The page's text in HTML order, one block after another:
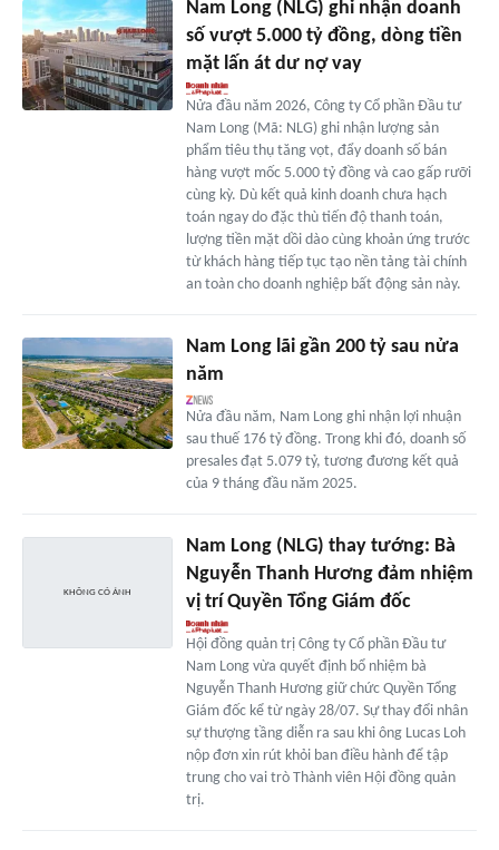
Nam Long (NLG) ghi nhận doanh
số vượt 5.000 tỷ đồng, dòng tiền
mặt lấn át dư nợ vay
Nửa đầu năm 2026, Công ty Cổ phần Đầu tư
Nam Long (Mã: NLG) ghi nhận lượng sản
phẩm tiêu thụ tăng vọt, đẩy doanh số bán
hàng vượt mốc 5.000 tỷ đồng và cao gấp rưỡi
cùng kỳ. Dù kết quả kinh doanh chưa hạch
toán ngay do đặc thù tiến độ thanh toán,
lượng tiền mặt dồi dào cùng khoản ứng trước
từ khách hàng tiếp tục tạo nền tảng tài chính
an toàn cho doanh nghiệp bất động sản này.
Nam Long lãi gần 200 tỷ sau nửa
năm
Nửa đầu năm, Nam Long ghi nhận lợi nhuận
sau thuế 176 tỷ đồng. Trong khi đó, doanh số
presales đạt 5.079 tỷ, tương đương kết quả
của 9 tháng đầu năm 2025.
Nam Long (NLG) thay tướng: Bà
Nguyễn Thanh Hương đảm nhiệm
vị trí Quyền Tổng Giám đốc
Hội đồng quản trị Công ty Cổ phần Đầu tư
Nam Long vừa quyết định bổ nhiệm bà
Nguyễn Thanh Hương giữ chức Quyền Tổng
Giám đốc kể từ ngày 28/07. Sự thay đổi nhân
sự thượng tầng diễn ra sau khi ông Lucas Loh
nộp đơn xin rút khỏi ban điều hành để tập
trung cho vai trò Thành viên Hội đồng quản
trị.